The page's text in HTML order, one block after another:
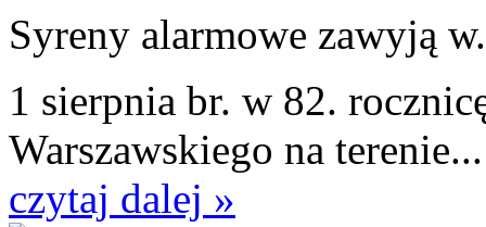
Syreny alarmowe zawyją
1 sierpnia br. w 82.
Warszawskiego na terenie...
czytaj dalej »